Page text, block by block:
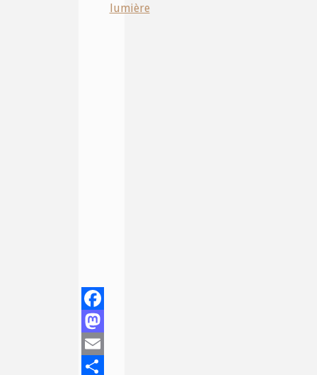
lumière
Facebook
Mastodon
Email